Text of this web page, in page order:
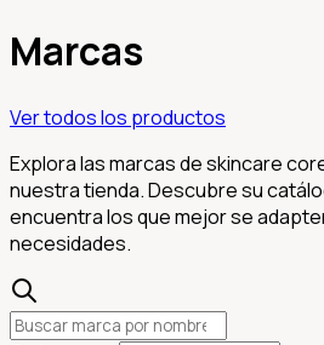
Marcas
Ver todos los productos
Explora las marcas de skincare
nuestra tienda. Descubre su
encuentra los que mejor se
necesidades.